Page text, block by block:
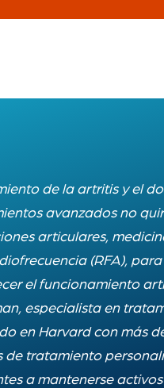
de la artritis y el
avanzados no
articulares,
(RFA),
el funcionamiento
especialista en
en Harvard con más
de tratamiento
a mantenerse